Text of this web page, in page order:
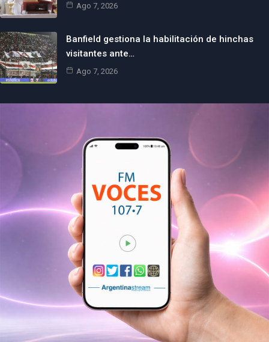
Ago 7, 2026
Banfield gestiona la habilitación de hinchas
visitantes ante…
Ago 7, 2026